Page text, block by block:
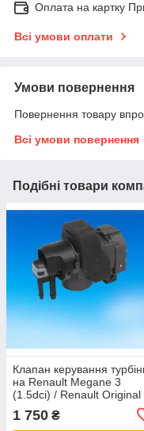
Оплата на картку
Всі умови оплати
Умови повернення
Повернення товару
Всі умови повернення
Подібні товари
Клапан керування
на Renault Megane 3
(1.5dci) / Renault Original
1 750 ₴